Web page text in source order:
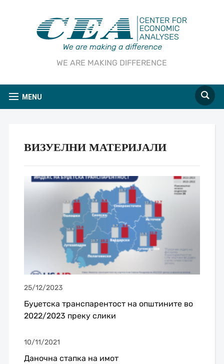
WE ARE MAKING DIFFERENCE
MENU
ВИЗУЕЛНИ МАТЕРИЈАЛИ
25/12/2023
Буџетска транспарентост на општините во
2022/2023 преку слики
10/11/2021
Даночна стапка на имот